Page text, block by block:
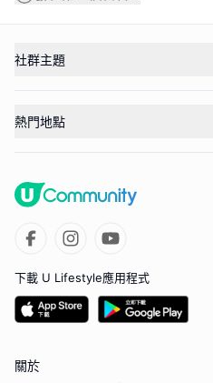
社群主題
熱門地點
下載 U Lifestyle應用程式
關於